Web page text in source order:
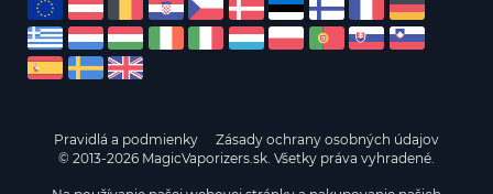
Pravidlá a podmienky
Zásady ochrany osobných údajov
© 2013-2026 MagicVaporizers.sk. Všetky práva vyhradené.